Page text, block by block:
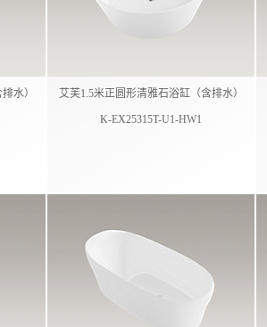
水）​ 艾芙1.5米正圆形清雅石浴缸（含排水）​
K-EX25315T-U1-HW1